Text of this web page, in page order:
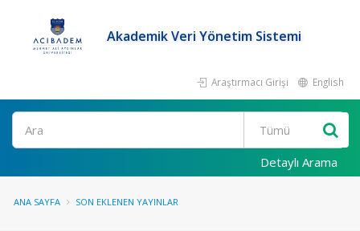
Akademik Veri Yönetim Sistemi
Araştırmacı Girişi English
Ara
Detaylı Arama
ANA SAYFA SON EKLENEN YAYINLAR